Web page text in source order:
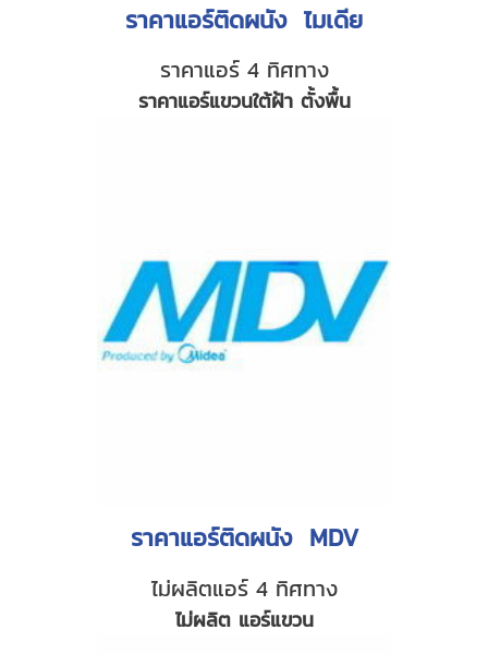
ราคาแอร์ติดผนัง ไมเดีย
ราคาแอร์ 4 ทิศทาง
ราคาแอร์แขวนใต้ฝ้า ตั้งพื้น
ราคาแอร์ติดผนัง MDV
ไม่ผลิตแอร์ 4 ทิศทาง
ไม่ผลิต แอร์แขวน